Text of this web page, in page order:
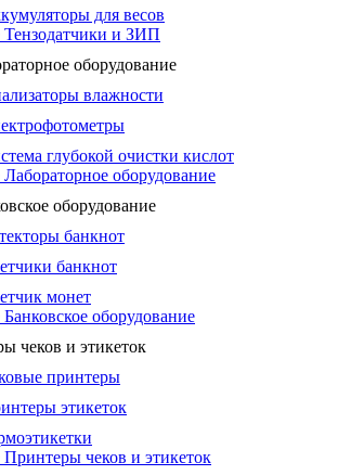
для весов
Тензодатчики и ЗИП
оборудование
влажности
глубокой очистки кислот
Лабораторное оборудование
оборудование
банкнот
банкнот
монет
Банковское оборудование
чеков и этикеток
принтеры
этикеток
Принтеры чеков и этикеток